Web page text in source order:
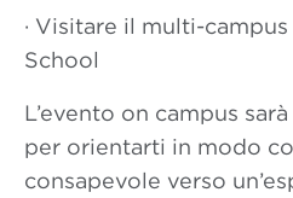
· Visitare il multi-
School
L’evento on campus
per orientarti in modo
consapevole verso